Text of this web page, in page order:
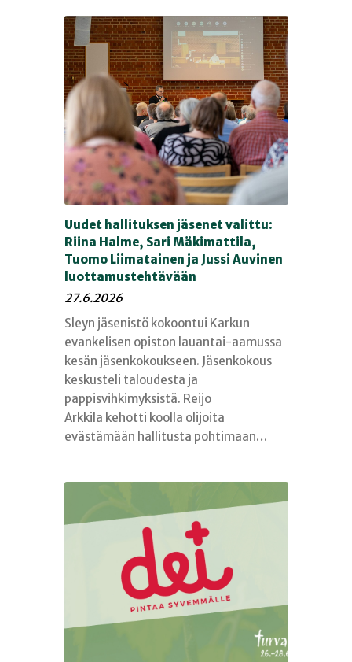
Uudet hallituksen jäsenet valittu:
Riina Halme, Sari Mäkimattila,
Tuomo Liimatainen ja Jussi Auvinen
luottamustehtävään
27.6.2026
Sleyn jäsenistö kokoontui Karkun
evankelisen opiston lauantai-aamussa
kesän jäsenkokoukseen. Jäsenkokous
keskusteli taloudesta ja
pappisvihkimyksistä. Reijo
Arkkila kehotti koolla olijoita
evästämään hallitusta pohtimaan…